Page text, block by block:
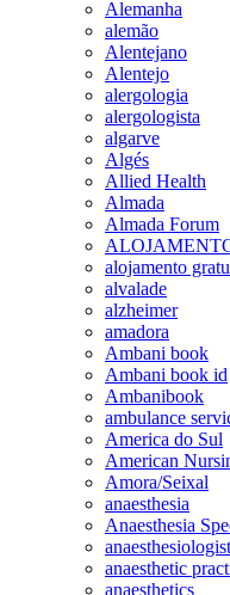
Alemanha
alemão
Alentejano
Alentejo
alergologia
alergologista
algarve
Algés
Allied Health
Almada
Almada Forum
alojamento
alvalade
alzheimer
amadora
Ambani book
Ambani book id
Ambanibook
ambulance
America do Sul
American
Amora/Seixal
anaesthesia
Anaesthesia
anaesthetic
anaesthetics